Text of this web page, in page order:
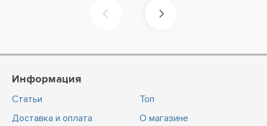
Информация
Статьи
Доставка и оплата
Топ
О магазине